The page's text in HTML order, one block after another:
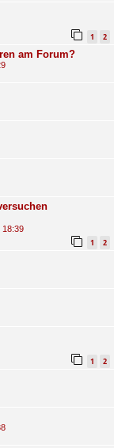
1 2
am Forum?
18:39
1 2
1 2